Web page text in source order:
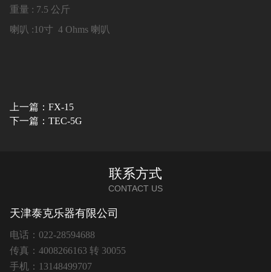
重量 : 7.5 公斤
喇叭 :10寸 4 Ohms 喇叭
上一篇：FX-15
下一篇：TEC-5G
联系方式
CONTACT US
天津泰克乐器有限公司
电话：022-28594688
传真：4008266163 转 30055
手机：13148499707